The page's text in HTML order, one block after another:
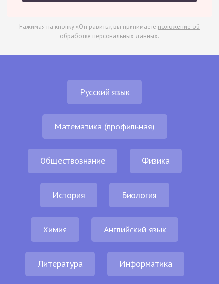
Нажимая на кнопку «Отправить», вы принимаете положение об
обработке персональных данных.
Русский язык
Математика (профильная)
Обществознание Физика
История Биология
Химия Английский язык
Литература Информатика